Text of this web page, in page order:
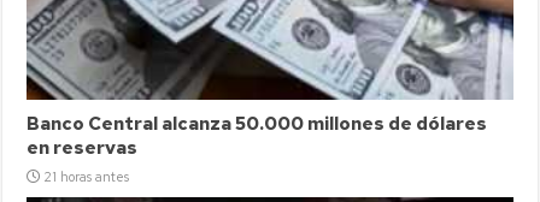
Banco Central alcanza 50.000 millones de dólares
en reservas
21 horas antes